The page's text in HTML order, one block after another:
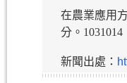
在農業應用
分。1031014
新聞出處：